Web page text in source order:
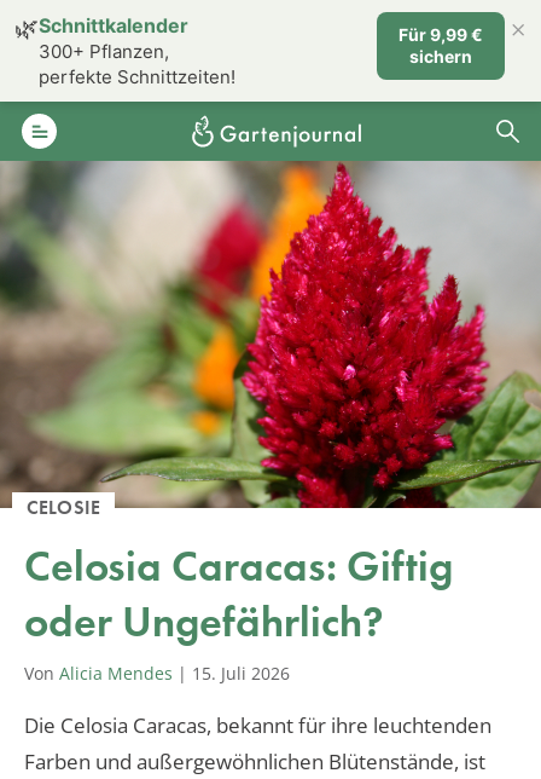
CELOSIE
Celosia Caracas: Giftig
oder Ungefährlich?
Von Alicia Mendes | 15. Juli 2026
Die Celosia Caracas, bekannt für ihre leuchtenden
Farben und außergewöhnlichen Blütenstände, ist
🌿Schnittkalender
300+ Pflanzen,
perfekte Schnittzeiten!
Für 9,99 €
sichern
×